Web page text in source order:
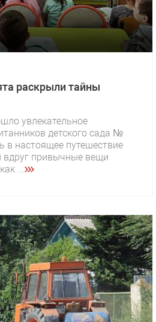
раскрыли тайны
увлекательное
детского сада №
в настоящее путешествие
привычные вещи
...